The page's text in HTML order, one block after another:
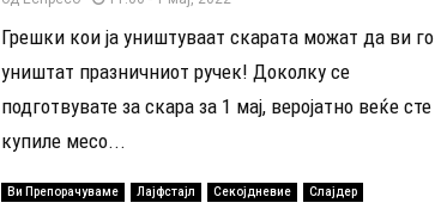
Грешки кои ја уништуваат скарата можат да ви го
уништат празничниот ручек! Доколку се
подготвувате за скара за 1 мај, веројатно веќе сте
купиле месо...
Ви Препорачуваме Лајфстајл Секојдневие Слајдер